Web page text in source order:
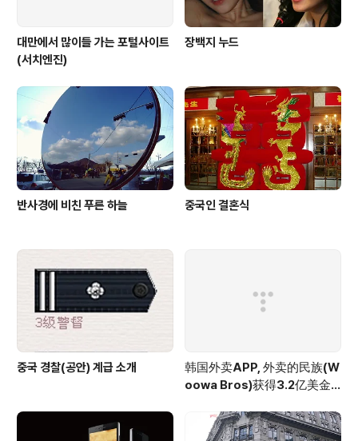
대만에서 많이들 가는 포털사이트
(서치엔진)
장백지 누드
반사경에 비친 푸른 하늘 중국인 결혼식
중국 경찰(공안) 계급 소개
韩国外卖APP, 外卖的民族(W
oowa Bros)获得3.2亿美金